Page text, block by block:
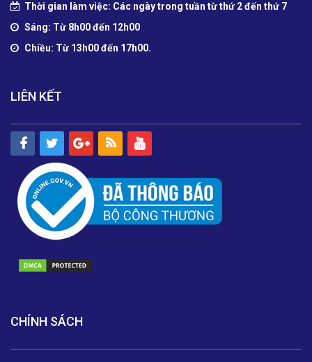
Thời gian làm việc: Các ngày trong tuần từ thứ 2 đến thứ 7
Sáng: Từ 8h00 đến 12h00
Chiều: Từ 13h00 đến 17h00.
LIÊN KẾT
CHÍNH SÁCH